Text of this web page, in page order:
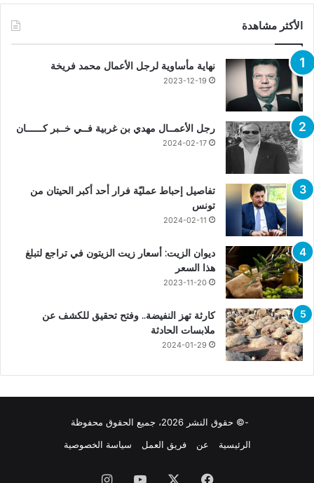
الأكثر مشاهدة
نهاية مأساوية لرجل الأعمال محمد فريخة
2023-12-19
رجل الأعمــال مهدي بن غربية فــي خــبر كــــــان
2024-02-17
تفاصيل إحباط عمليّة فرار أحد أكبر الحيتان من
تونس
2024-02-11
ديوان الزيت: أسعار زيت الزيتون في تراجع لتبلغ
هذا السعر
2023-11-20
كارثة تهز النفيضة.. وفتح تحقيق للكشف عن
ملابسات الحادثة
2024-01-29
-© حقوق النشر 2026، جميع الحقوق محفوظة
الرئيسية
عن فريق العمل سياسة الخصوصية
فيسبوك يوتيوبانستقرام